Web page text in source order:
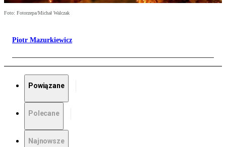
Foto: Fotorzepa/Michał Walczak
Piotr Mazurkiewicz
Powiązane
Polecane
Najnowsze